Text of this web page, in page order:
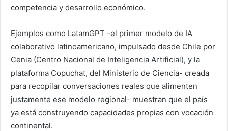
competencia y desarrollo económico.
Ejemplos como LatamGPT -el primer modelo de IA
colaborativo latinoamericano, impulsado desde Chile por
Cenia (Centro Nacional de Inteligencia Artificial), y la
plataforma Copuchat, del Ministerio de Ciencia- creada
para recopilar conversaciones reales que alimenten
justamente ese modelo regional- muestran que el país
ya está construyendo capacidades propias con vocación
continental.